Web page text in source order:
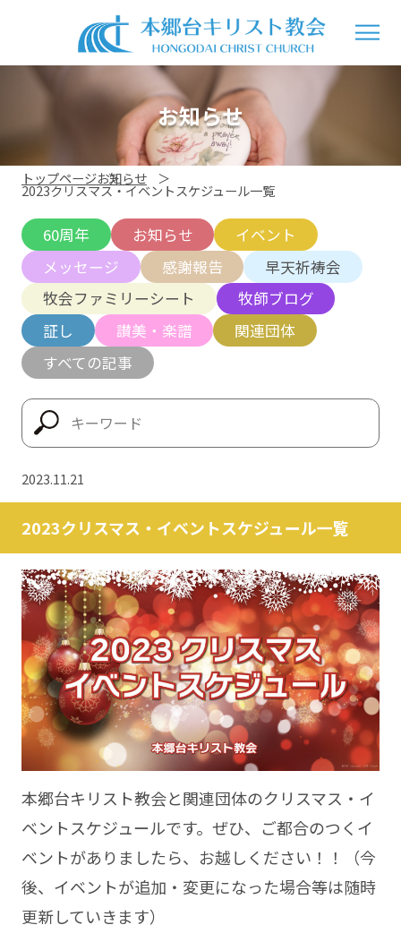
お知らせ
トップページお知らせ
2023クリスマス・イベントスケジュール一覧
60周年 お知らせ
イベント
メッセージ
感謝報告
早天祈祷会
牧会ファミリーシート
牧師ブログ
証し
讃美・楽譜
関連団体
すべての記事
2023.11.21
2023クリスマス・イベントスケジュール一覧
本郷台キリスト教会と関連団体のクリスマス・イ
ベントスケジュールです。ぜひ、ご都合のつくイ
ベントがありましたら、お越しください！！（今
後、イベントが追加・変更になった場合等は随時
更新していきます）